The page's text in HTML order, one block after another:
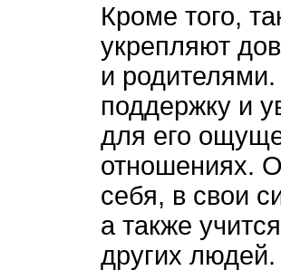
Кроме того,
укрепляют
и родителями.
поддержку и
для его
отношениях.
себя, в свои
а также
других людей.